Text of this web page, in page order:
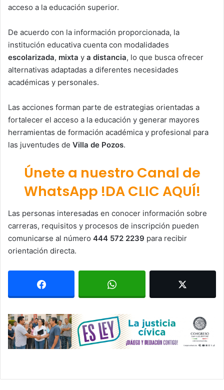
acceso a la educación superior.
De acuerdo con la información proporcionada, la
institución educativa cuenta con modalidades
escolarizada, mixta y a distancia, lo que busca ofrecer
alternativas adaptadas a diferentes necesidades
académicas y personales.
Las acciones forman parte de estrategias orientadas a
fortalecer el acceso a la educación y generar mayores
herramientas de formación académica y profesional para
las juventudes de Villa de Pozos.
Únete a nuestro Canal de
WhatsApp !DA CLIC AQUÍ!
Las personas interesadas en conocer información sobre
carreras, requisitos y procesos de inscripción pueden
comunicarse al número 444 572 2239 para recibir
orientación directa.